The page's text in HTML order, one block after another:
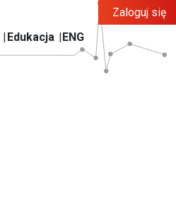
Edukacja ENG
Zaloguj się